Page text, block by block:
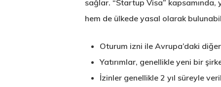
sağlar. “Startup Visa”
hem de ülkede yasal olarak
Oturum izni ile Avrupa’daki
Yatırımlar, genellikle yeni bir
İzinler genellikle 2 yıl süreyle